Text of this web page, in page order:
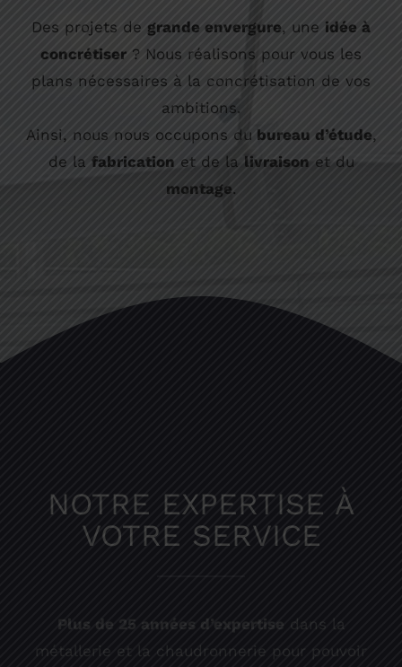
Des projets de grande envergure, une idée à
concrétiser ? Nous réalisons pour vous les
plans nécessaires à la concrétisation de vos
ambitions.
Ainsi, nous nous occupons du bureau d’étude,
de la fabrication et de la livraisonet du
montage.
NOTRE EXPERTISE À
VOTRE SERVICE
Plus de 25 années d’expertise dans la
métallerie et la chaudronnerie pour pouvoir